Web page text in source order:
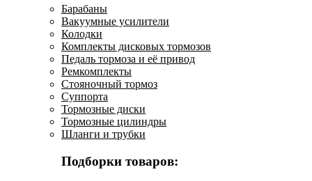
Барабаны
Вакуумные усилители
Колодки
Комплекты дисковых тормозов
Педаль тормоза и её привод
Ремкомплекты
Стояночный тормоз
Суппорта
Тормозные диски
Тормозные цилиндры
Шланги и трубки
Подборки товаров: